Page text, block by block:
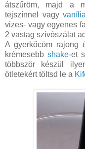
átszűröm, majd a
tejszínnel vagy
vizes- vagy egyenes
2 vastag szívószálat
A gyerkőcöm rajong
krémesebb shake-et
többször készül
ötletekért töltsd le a